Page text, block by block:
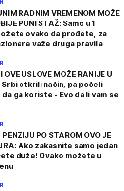
RADNIM VREMENOM MOŽE
PUNI STAŽ: Samo u 1
ovako da prođete, za
važe druga pravila
OVE USLOVE MOŽE RANIJE U
Srbi otkrili način, pa počeli
da ga koriste - Evo da li vam se
PENZIJU PO STAROM OVO JE
Ako zakasnite samo jedan
duže! Ovako možete u